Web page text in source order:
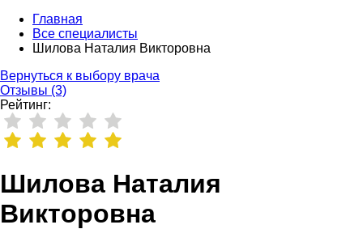
Главная
Все специалисты
Шилова Наталия Викторовна
Вернуться к выбору врача
Отзывы (3)
Рейтинг:
Шилова Наталия
Викторовна